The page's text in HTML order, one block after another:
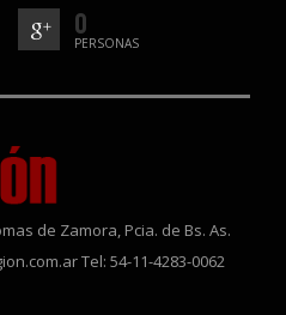
0
PERSONAS
de Zamora, Pcia. de Bs. As.
Tel: 54-11-4283-0062